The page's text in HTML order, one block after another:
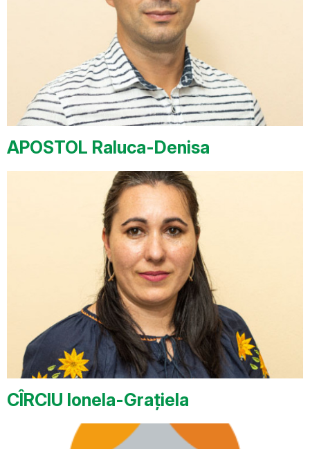
APOSTOL Raluca-Denisa
CÎRCIU Ionela-Grațiela